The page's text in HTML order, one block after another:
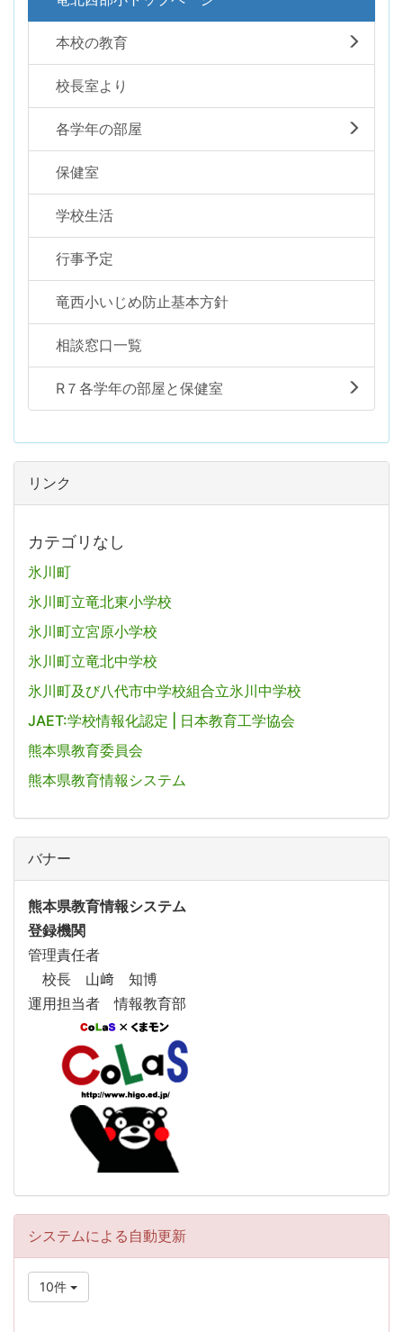
本校の教育
校長室より
各学年の部屋
保健室
学校生活
行事予定
竜西小いじめ防止基本方針
相談窓口一覧
R７各学年の部屋と保健室
リンク
カテゴリなし
氷川町
氷川町立竜北東小学校
氷川町立宮原小学校
氷川町立竜北中学校
氷川町及び八代市中学校組合立氷川中学校
JAET:学校情報化認定 | 日本教育工学協会
熊本県教育委員会
熊本県教育情報システム
バナー
熊本県教育情報システム
登録機関
管理責任者
校長 山﨑 知博
運用担当者 情報教育部
システムによる自動更新
10件